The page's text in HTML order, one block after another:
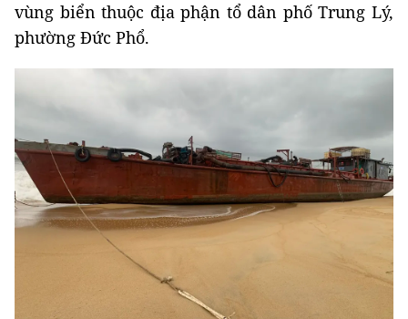
vùng biển thuộc địa phận tổ dân phố Trung Lý,
phường Đức Phổ.